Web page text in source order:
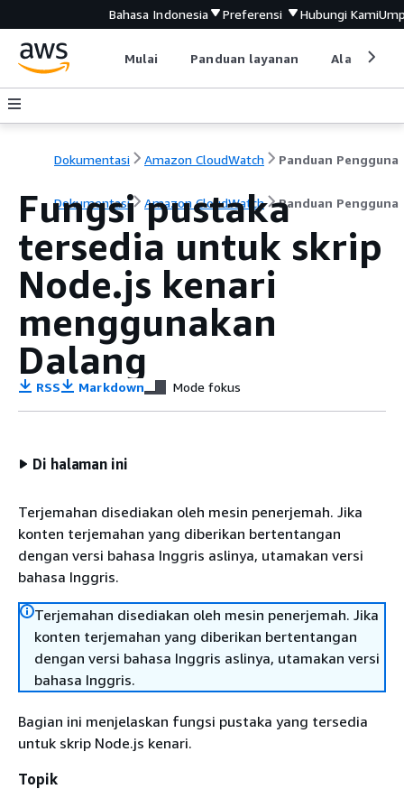
Bahasa Indonesia Preferensi Hubungi Kami
Mulai Panduan layanan Alat
Dokumentasi Amazon CloudWatch Panduan Pengguna
Dokumentasi Amazon CloudWatch Panduan Pengguna
Fungsi pustaka
tersedia untuk skrip
Node.js kenari
menggunakan
Dalang
RSS Markdown Mode fokus
Di halaman ini
Terjemahan disediakan oleh mesin penerjemah. Jika
konten terjemahan yang diberikan bertentangan
dengan versi bahasa Inggris aslinya, utamakan versi
bahasa Inggris.
Terjemahan disediakan oleh mesin penerjemah. Jika
konten terjemahan yang diberikan bertentangan
dengan versi bahasa Inggris aslinya, utamakan versi
bahasa Inggris.
Bagian ini menjelaskan fungsi pustaka yang tersedia
untuk skrip Node.js kenari.
Topik